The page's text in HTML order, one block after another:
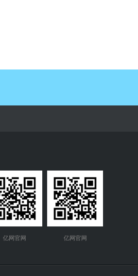
亿网官网 亿网官网